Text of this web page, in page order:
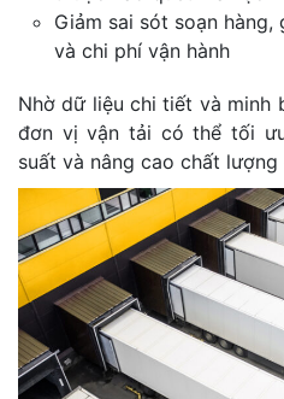
Giảm sai sót soạn
và chi phí vận hành
Nhờ dữ liệu chi tiết và minh
đơn vị vận tải có thể tối
suất và nâng cao chất